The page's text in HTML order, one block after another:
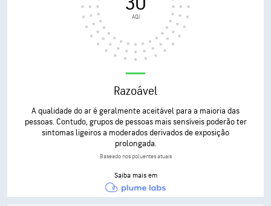
AQI
Razoável
A qualidade do ar é geralmente aceitável para a maioria das
pessoas. Contudo, grupos de pessoas mais sensíveis poderão ter
sintomas ligeiros a moderados derivados de exposição
prolongada.
Baseado nos poluentes atuais
Saiba mais em